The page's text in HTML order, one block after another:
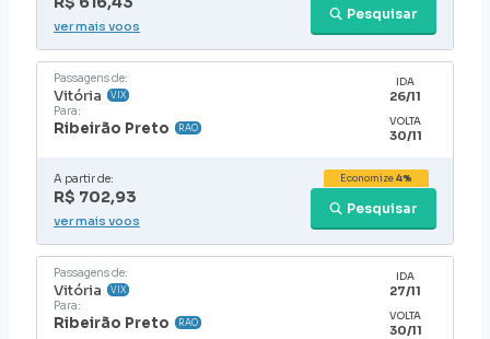
Pesquisar
ver mais voos
Passagens de:
Vitória VIX
Para:
Ribeirão Preto RAO
IDA
26/11
VOLTA
30/11
A partir de:
R$ 702,93
Pesquisar
Economize4%
ver mais voos
Passagens de:
Vitória VIX
Para:
Ribeirão Preto RAO
IDA
27/11
VOLTA
30/11